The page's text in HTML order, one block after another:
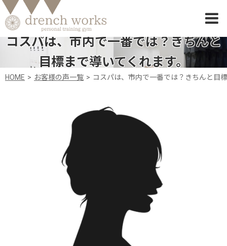
コスパは、市内で一番では？きちんと
目標まで導いてくれます。
HOME お客様の声一覧 コスパは、市内で一番では？きちんと目